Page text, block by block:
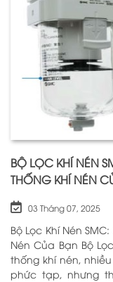
BỘ LỌC KHÍ NÉN
THỐNG KHÍ NÉN
03 Tháng 07, 2025
Bộ Lọc Khí Nén
Nén Của Bạn Bộ Lọc Khí Nén SMC Là Gì? Khi nhắc đến hệ
thống khí nén,
phức tạp, nhưng